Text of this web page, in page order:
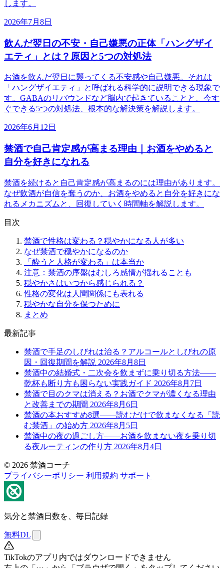
します。
2026年7月8日
飲んだ翌日の不安・自己嫌悪の正体「ハングザイ
エティ」とは？原因と5つの対処法
お酒を飲んだ翌日に襲ってくる不安感や自己嫌悪。それは
「ハングザイエティ」と呼ばれる科学的に説明できる現象で
す。GABAのリバウンドなど脳内で起きていることと、今す
ぐできる5つの対処法、根本的な解決策を解説します。
2026年6月12日
禁酒で自己肯定感が高まる理由｜お酒をやめると
自分を好きになれる
禁酒を続けると自己肯定感が高まるのには理由があります。
なぜ飲酒が自信を奪うのか、お酒をやめると自分を好きにな
れるメカニズムと、回復していく時間軸を解説します。
目次
禁酒で性格は変わる？穏やかになる人が多い
なぜ禁酒で穏やかになるのか
「酔うと人格が変わる」は本当か
注意：禁酒の序盤はむしろ感情が揺れることも
穏やかさはいつから感じられる？
性格の変化は人間関係にも表れる
穏やかな自分を保つために
まとめ
最新記事
禁酒で手足のしびれは治る？アルコールとしびれの原
因・回復期間を解説 2026年8月8日
禁酒中の結婚式・二次会を飲まずに乗り切る方法——
乾杯も断り方も困らない実践ガイド 2026年8月7日
禁酒で目のクマは消える？お酒でクマが濃くなる理由
と改善までの期間 2026年8月6日
禁酒の本おすすめ8選——読むだけで飲まなくなる「読
む禁酒」の始め方 2026年8月5日
禁酒中の夜の過ごし方——お酒を飲まない夜を乗り切
る夜ルーティンの作り方 2026年8月4日
© 2026 禁酒コーチ
プライバシーポリシー 利用規約 サポート
気分と禁酒日数を、毎日記録
無料DL
TikTokのアプリ内ではダウンロードできません